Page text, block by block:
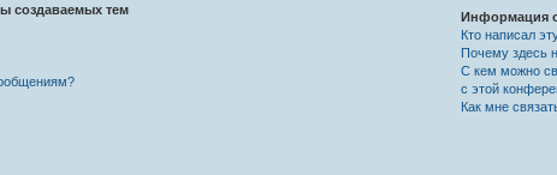
создаваемых тем
Информация
Кто написал
Почему здесь
С кем можно
с этой
Как мне